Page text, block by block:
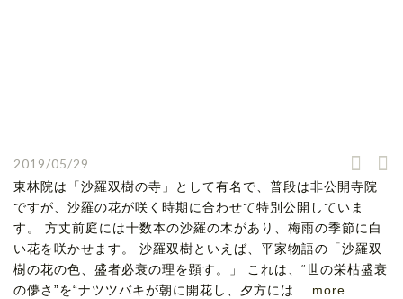
2019/05/29
東林院は「沙羅双樹の寺」として有名で、普段は非公開寺院
ですが、沙羅の花が咲く時期に合わせて特別公開していま
す。 方丈前庭には十数本の沙羅の木があり、梅雨の季節に白
い花を咲かせます。 沙羅双樹といえば、平家物語の「沙羅双
樹の花の色、盛者必衰の理を顕す。」 これは、“世の栄枯盛衰
の儚さ”を“ナツツバキが朝に開花し、夕方には ...more